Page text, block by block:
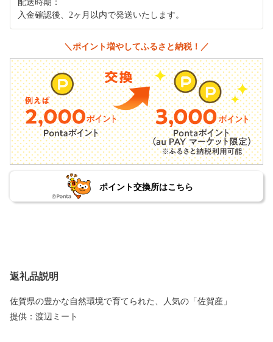
配送時期：
入金確認後、2ヶ月以内で発送いたします。
＼ポイント増やしてふるさと納税！／
ポイント交換所はこちら
返礼品説明
佐賀県の豊かな自然環境で育てられた、人気の「佐賀産」
提供：渡辺ミート